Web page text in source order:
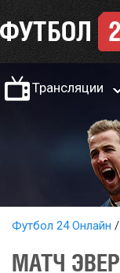
Трансляции
Футбол 24 Онлайн
МАТЧ